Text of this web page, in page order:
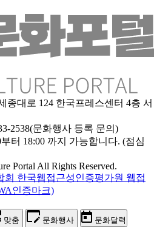
종대로 124 한국프레스센터 4층 서
2538(문화행사 등록 문의)
터 18:00 까지 가능합니다. (점심
Portal All Rights Reserved.
맞춤
문화행사
문화달력